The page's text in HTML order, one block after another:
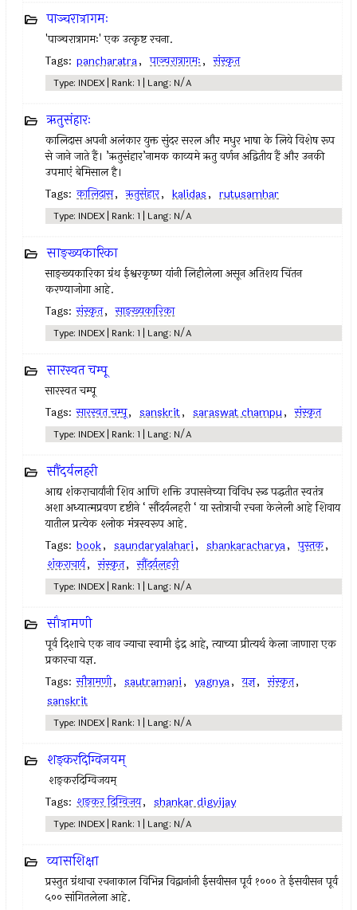
पाञ्चरात्रागमः
'पाञ्चरात्रागमः' एक उत्कृष्ट रचना.
Tags: pancharatra, पाञ्चरात्रागमः, संस्कृत
Type: INDEX | Rank: 1 | Lang: N/A
ऋतुसंहारः
कालिदास अपनी अलंकार युक्त सुंदर सरल और मधुर भाषा के लिये विशेष रूप
से जाने जाते हैं। ’ऋतुसंहार’नामक काव्यमे ऋतु वर्णन अद्वितीय हैं और उनकी
उपमाएं बेमिसाल है।
Tags: कालिदास, ऋतुसंहार, kalidas, rutusamhar
Type: INDEX | Rank: 1 | Lang: N/A
साङ्ख्यकारिका
साङ्ख्यकारिका ग्रंथ ईश्वरकृष्ण यांनी लिहीलेला असून अतिशय चिंतन
करण्याजोगा आहे.
Tags: संस्कृत, साङ्ख्यकारिका
Type: INDEX | Rank: 1 | Lang: N/A
सारस्वत चम्पू
सारस्वत चम्पू
Tags: सारस्वत चम्पू, sanskrit, saraswat champu, संस्कृत
Type: INDEX | Rank: 1 | Lang: N/A
सौंदर्यलहरी
आद्य शंकराचार्यांनी शिव आणि शक्ति उपासनेच्या विविध रूढ पद्धतीत स्वतंत्र
अशा अध्यात्मप्रवण दृष्टीने ‘ सौंदर्यलहरी ‘ या स्तोत्राची रचना केलेली आहे शिवाय
यातील प्रत्येक श्लोक मंत्रस्वरूप आहे.
Tags: book, saundaryalahari, shankaracharya, पुस्तक,
शंकराचार्य, संस्कृत, सौंदर्यलहरी
Type: INDEX | Rank: 1 | Lang: N/A
सौत्रामणी
पूर्व दिशाचे एक नाव ज्याचा स्वामी इंद्र आहे, त्याच्या प्रीत्यर्थ केला जाणारा एक
प्रकारचा यज्ञ.
Tags: सौत्रामणी, sautramani, yagnya, यज्ञ, संस्कृत,
sanskrit
Type: INDEX | Rank: 1 | Lang: N/A
शङ्करदिग्विजयम्
शङ्करदिग्विजयम्
Tags: शङ्कर दिग्विजय, shankar digvijay
Type: INDEX | Rank: 1 | Lang: N/A
व्यासशिक्षा
प्रस्तुत ग्रंथाचा रचनाकाल विभिन्न विद्वानांनी ईसवीसन पूर्व १००० ते ईसवीसन पूर्व
५०० सांगितलेला आहे.